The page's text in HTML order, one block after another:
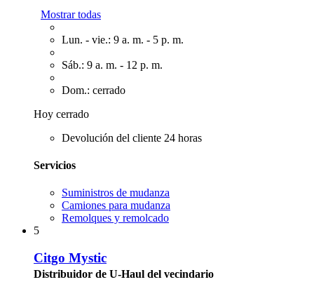
Mostrar todas
Lun. - vie.: 9 a. m. - 5 p. m.
Sáb.: 9 a. m. - 12 p. m.
Dom.: cerrado
Hoy cerrado
Devolución del cliente 24 horas
Servicios
Suministros de mudanza
Camiones para mudanza
Remolques y remolcado
5
Citgo Mystic
Distribuidor de U-Haul del vecindario